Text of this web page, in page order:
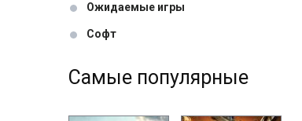
Ожидаемые игры
Софт
Самые популярные